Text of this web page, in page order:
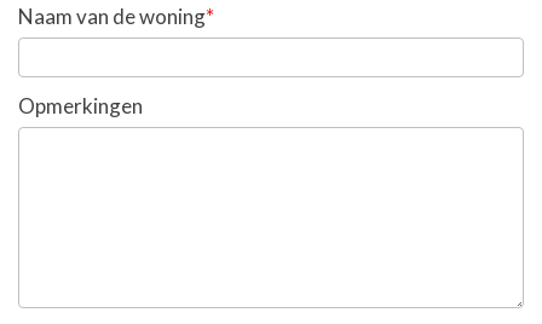
Naam van de woning*
Opmerkingen